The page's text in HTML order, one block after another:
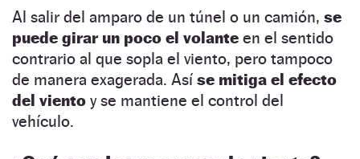
Al salir del amparo de un túnel o un camión, se
puede girar un poco el volante en el sentido
contrario al que sopla el viento, pero tampoco
de manera exagerada. Así se mitiga el efecto
del viento y se mantiene el control del
vehículo.